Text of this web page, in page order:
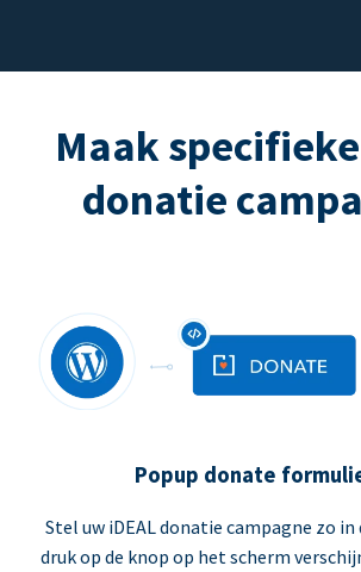
Maak
donatie
Popup donate
Stel uw iDEAL donatie campagne zo
druk op de knop op het scherm